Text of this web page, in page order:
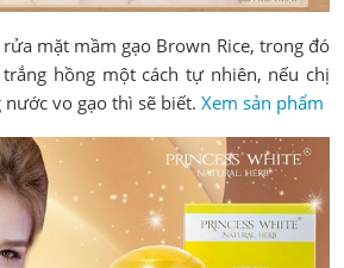
mặt mầm gạo Brown Rice, trong đó
hồng một cách tự nhiên, nếu chị
vo gạo thì sẽ biết.Xem sản phẩm